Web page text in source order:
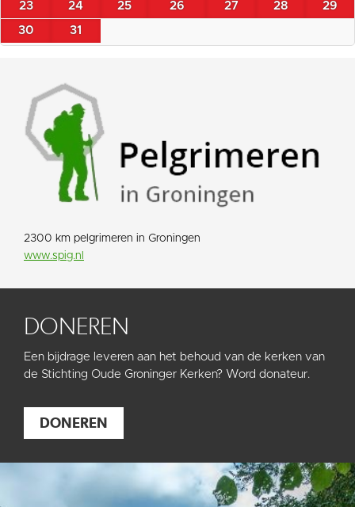
23 24 25 26 27 28 29
30 31
2300 km pelgrimeren in Groningen
www.spig.nl
DONEREN
Een bijdrage leveren aan het behoud van de kerken van
de Stichting Oude Groninger Kerken? Word donateur.
DONEREN